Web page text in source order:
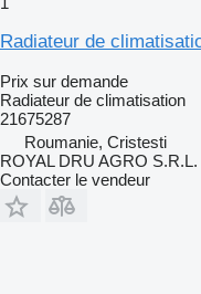
Radiateur de
Prix sur demande
Radiateur de climatisation
21675287
Roumanie, Cristesti
ROYAL DRU AGRO S.R.L.
Contacter le vendeur